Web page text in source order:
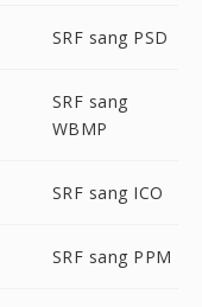
SRF sang PSD
SRF sang
WBMP
SRF sang ICO
SRF sang PPM